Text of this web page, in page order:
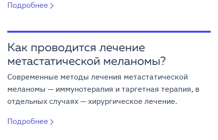
Подробнее
Как проводится лечение
метастатической меланомы?
Современные методы лечения метастатической
меланомы — иммунотерапия и таргетная терапия, в
отдельных случаях — хирургическое лечение.
Подробнее